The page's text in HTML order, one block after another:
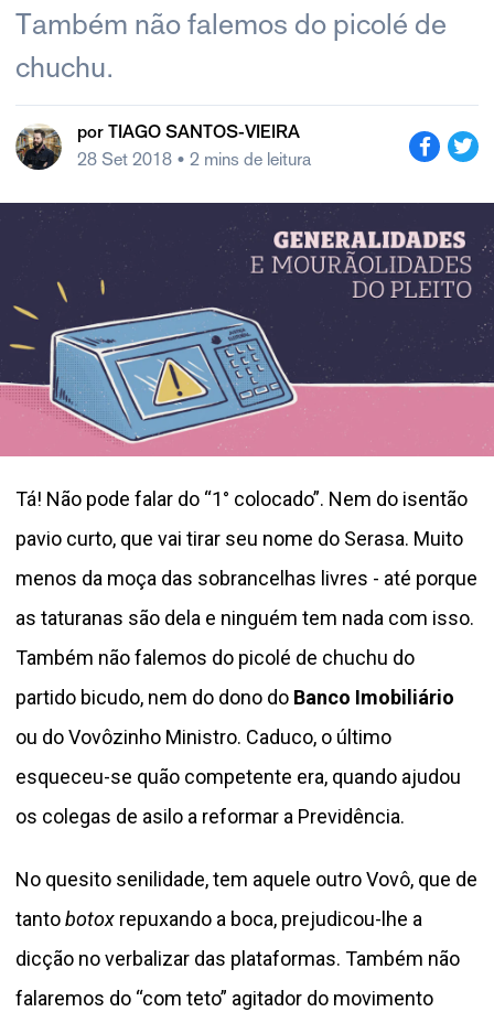
Também não falemos do picolé de
chuchu.
por TIAGO SANTOS-VIEIRA
28 Set 2018 • 2 mins de leitura
Tá! Não pode falar do “1° colocado”. Nem do isentão
pavio curto, que vai tirar seu nome do Serasa. Muito
menos da moça das sobrancelhas livres - até porque
as taturanas são dela e ninguém tem nada com isso.
Também não falemos do picolé de chuchu do
partido bicudo, nem do dono do Banco Imobiliário
ou do Vovôzinho Ministro. Caduco, o último
esqueceu-se quão competente era, quando ajudou
os colegas de asilo a reformar a Previdência.
No quesito senilidade, tem aquele outro Vovô, que de
tantobotox repuxando a boca, prejudicou-lhe a
dicção no verbalizar das plataformas. Também não
falaremos do “com teto” agitador do movimento